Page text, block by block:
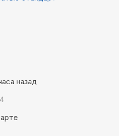
назад